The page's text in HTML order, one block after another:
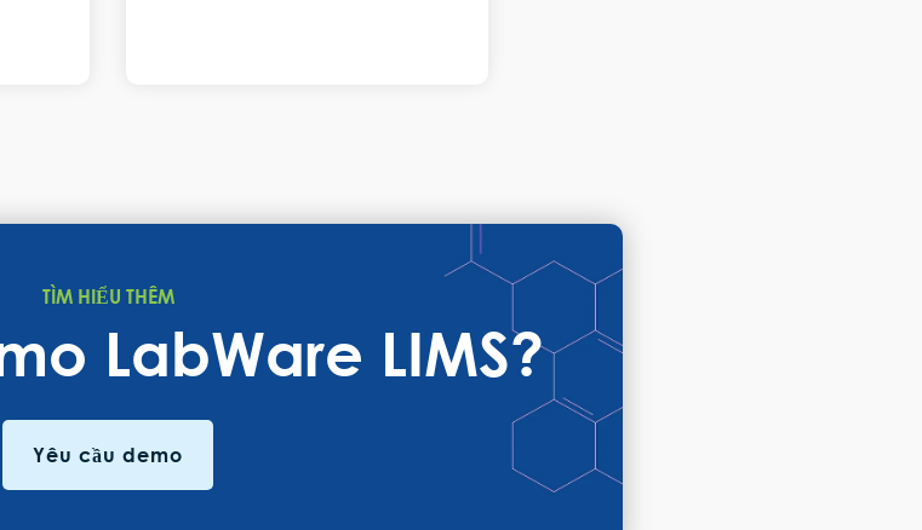
TÌM HIỂU THÊM
LabWare LIMS?
Yêu cầu demo